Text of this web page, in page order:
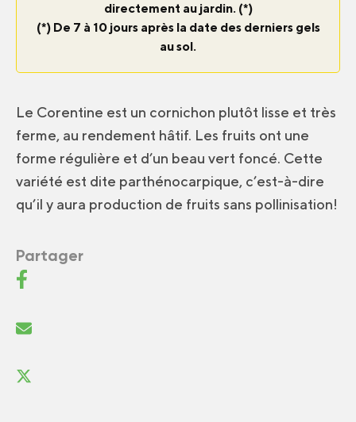
directement au jardin. (*)
(*) De 7 à 10 jours après la date des derniers gels
au sol.
Le Corentine est un cornichon plutôt lisse et très
ferme, au rendement hâtif. Les fruits ont une
forme régulière et d’un beau vert foncé. Cette
variété est dite parthénocarpique, c’est-à-dire
qu’il y aura production de fruits sans pollinisation!
Partager